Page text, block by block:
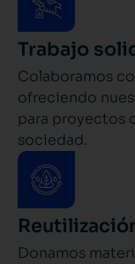
Trabajo
Colaboramos
ofreciendo
para proyectos
sociedad.
Donamos